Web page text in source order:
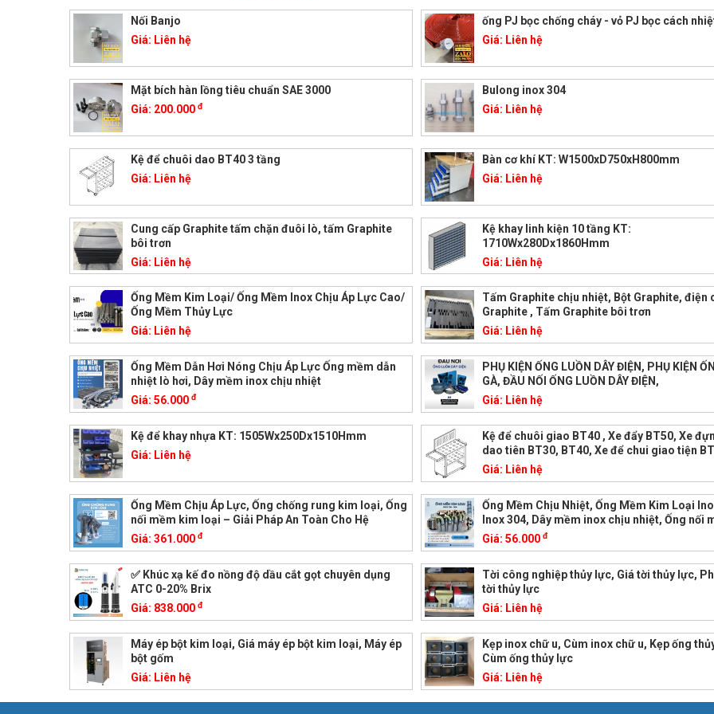
Nối Banjo
Giá: Liên hệ
ống PJ bọc chống cháy - vỏ PJ bọc cách
Giá: Liên hệ
Mặt bích hàn lồng tiêu chuẩn SAE 3000
Giá: 200.000 đ
Bulong inox 304
Giá: Liên hệ
Kệ để chuôi dao BT40 3 tầng
Giá: Liên hệ
Bàn cơ khí KT: W1500xD750xH800mm
Giá: Liên hệ
Cung cấp Graphite tấm chặn đuôi lò, tấm Graphite
bôi trơn
Giá: Liên hệ
Kệ khay linh kiện 10 tầng KT:
1710Wx280Dx1860Hmm
Giá: Liên hệ
Ống Mềm Kim Loại/ Ống Mềm Inox Chịu Áp Lực Cao/
Ống Mềm Thủy Lực
Giá: Liên hệ
Tấm Graphite chịu nhiệt, Bột Graphite, điện
Graphite , Tấm Graphite bôi trơn
Giá: Liên hệ
Ống Mềm Dẫn Hơi Nóng Chịu Áp Lực Ống mềm dẫn
nhiệt lò hơi, Dây mềm inox chịu nhiệt
Giá: 56.000 đ
PHỤ KIỆN ỐNG LUỒN DÂY ĐIỆN, PHỤ KIỆN
GÀ, ĐẦU NỐI ỐNG LUỒN DÂY ĐIỆN,
Giá: Liên hệ
Kệ để khay nhựa KT: 1505Wx250Dx1510Hmm
Giá: Liên hệ
Kệ để chuôi giao BT40 , Xe đẩy BT50, Xe
dao tiên BT30, BT40, Xe để chui giao tiện
Giá: Liên hệ
Ống Mềm Chịu Áp Lực, Ống chống rung kim loại, Ống
nối mềm kim loại – Giải Pháp An Toàn Cho Hệ
Giá: 361.000 đ
Ống Mềm Chịu Nhiệt, Ống Mềm Kim Loại
Inox 304, Dây mềm inox chịu nhiệt, Ống nối
Giá:56.000đ
✅ Khúc xạ kế đo nồng độ dầu cắt gọt chuyên dụng
ATC 0-20% Brix
Giá: 838.000 đ
Tời công nghiệp thủy lực, Giá tời thủy lực,
tời thủy lực
Giá: Liên hệ
Máy ép bột kim loại, Giá máy ép bột kim loại, Máy ép
bột gốm
Giá: Liên hệ
Kẹp inox chữ u, Cùm inox chữ u, Kẹp ống
Cùm ống thủy lực
Giá: Liên hệ